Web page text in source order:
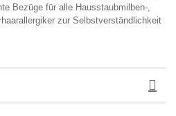
Bezüge für alle Hausstaubmilben-,
zur Selbstverständlichkeit